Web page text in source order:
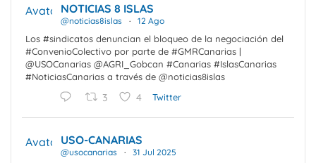
Avatar NOTICIAS 8 ISLAS
@noticias8islas · 12 Ago
Los #sindicatos denuncian el bloqueo de la negociación del
#ConvenioColectivo por parte de #GMRCanarias |
@USOCanarias @AGRI_Gobcan #Canarias #IslasCanarias
#NoticiasCanarias a través de @noticias8islas
3 4 Twitter
Avatar USO-CANARIAS
@usocanarias · 31 Jul 2025